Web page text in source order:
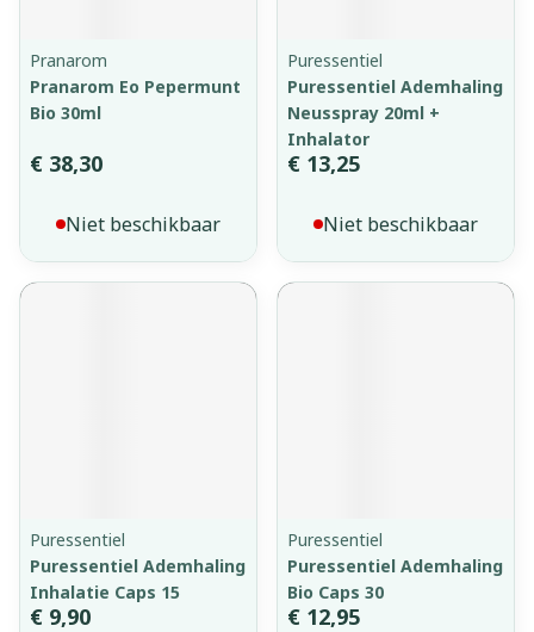
Pranarom
Pranarom Eo Pepermunt
Bio 30ml
€ 38,30
Niet beschikbaar
Puressentiel
Puressentiel Ademhaling
Neusspray 20ml +
Inhalator
€ 13,25
Niet beschikbaar
Puressentiel
Puressentiel Ademhaling
Inhalatie Caps 15
€ 9,90
Puressentiel
Puressentiel Ademhaling
Bio Caps 30
€ 12,95